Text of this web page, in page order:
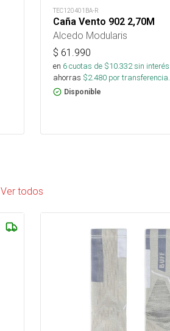
TEC120401BA-R
Caña Vento 902 2,70M
Alcedo Modularis
$ 61.990
en 6cuotas de $10.332sin interés
ahorras $2.480 por transferencia.
Disponible
Ver todos